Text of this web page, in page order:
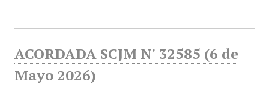
ACORDADA SCJM N' 32585 (6 de
Mayo 2026)